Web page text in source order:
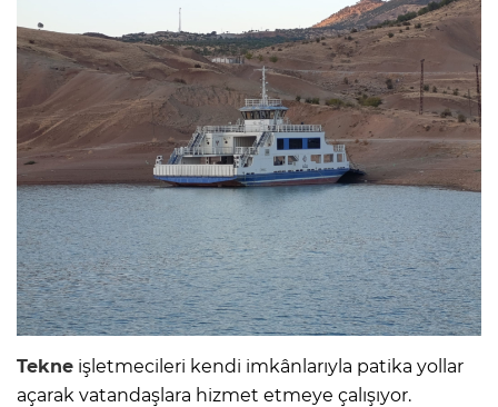
Tekne işletmecileri kendi imkânlarıyla patika yollar
açarak vatandaşlara hizmet etmeye çalışıyor.